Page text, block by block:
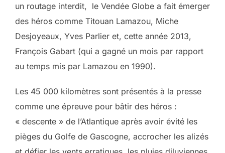
un routage interdit, le Vendée Globe a fait émerger
des héros comme Titouan Lamazou, Miche
Desjoyeaux, Yves Parlier et, cette année 2013,
François Gabart (qui a gagné un mois par rapport
au temps mis par Lamazou en 1990).
Les 45 000 kilomètres sont présentés à la presse
comme une épreuve pour bâtir des héros :
« descente » de l’Atlantique après avoir évité les
pièges du Golfe de Gascogne, accrocher les alizés